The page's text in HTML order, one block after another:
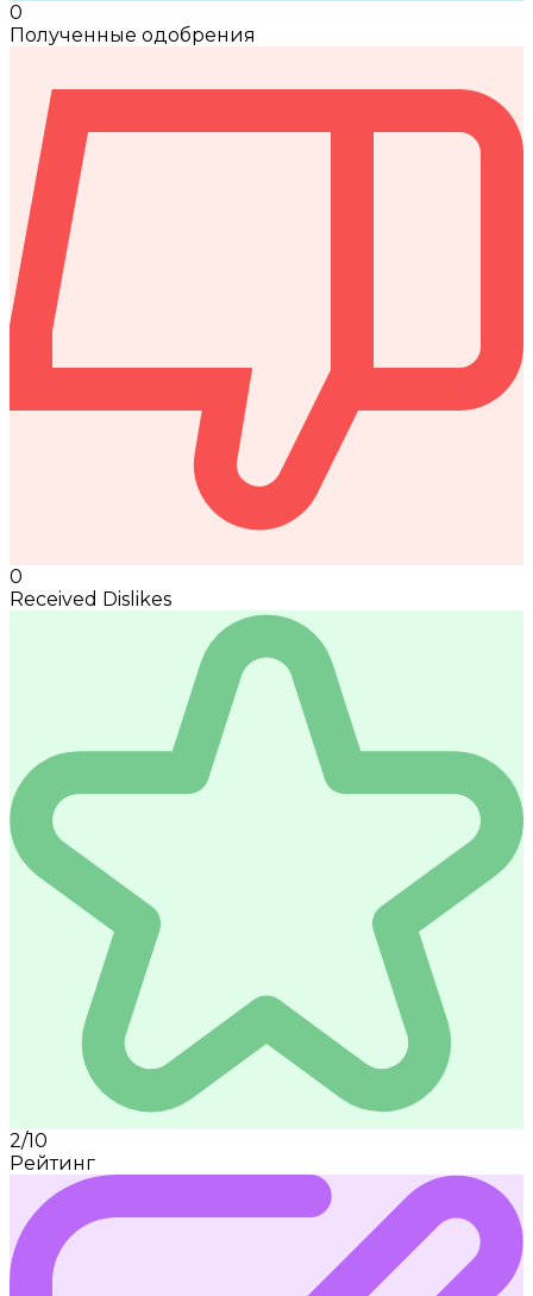
0
Полученные одобрения
0
Received Dislikes
2/10
Рейтинг